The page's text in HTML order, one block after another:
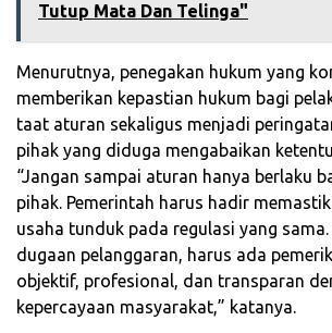
Tutup Mata Dan Telinga"
Menurutnya, penegakan hukum yang
memberikan kepastian hukum bagi
taat aturan sekaligus menjadi
pihak yang diduga mengabaikan
“Jangan sampai aturan hanya berlaku
pihak. Pemerintah harus hadir
usaha tunduk pada regulasi yang
dugaan pelanggaran, harus ada
objektif, profesional, dan transparan
kepercayaan masyarakat,” katanya.